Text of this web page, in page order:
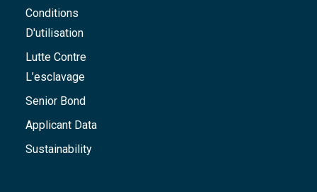
Conditions
D'utilisation
Lutte Contre
L’esclavage
Senior Bond
Applicant Data
Sustainability